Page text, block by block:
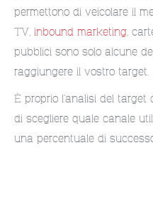
permettono di veicolare il
TV, inbound marketing ,
pubblici sono solo alcune
raggiungere il vostro target.
È proprio l’analisi del
di scegliere quale canale
una percentuale di